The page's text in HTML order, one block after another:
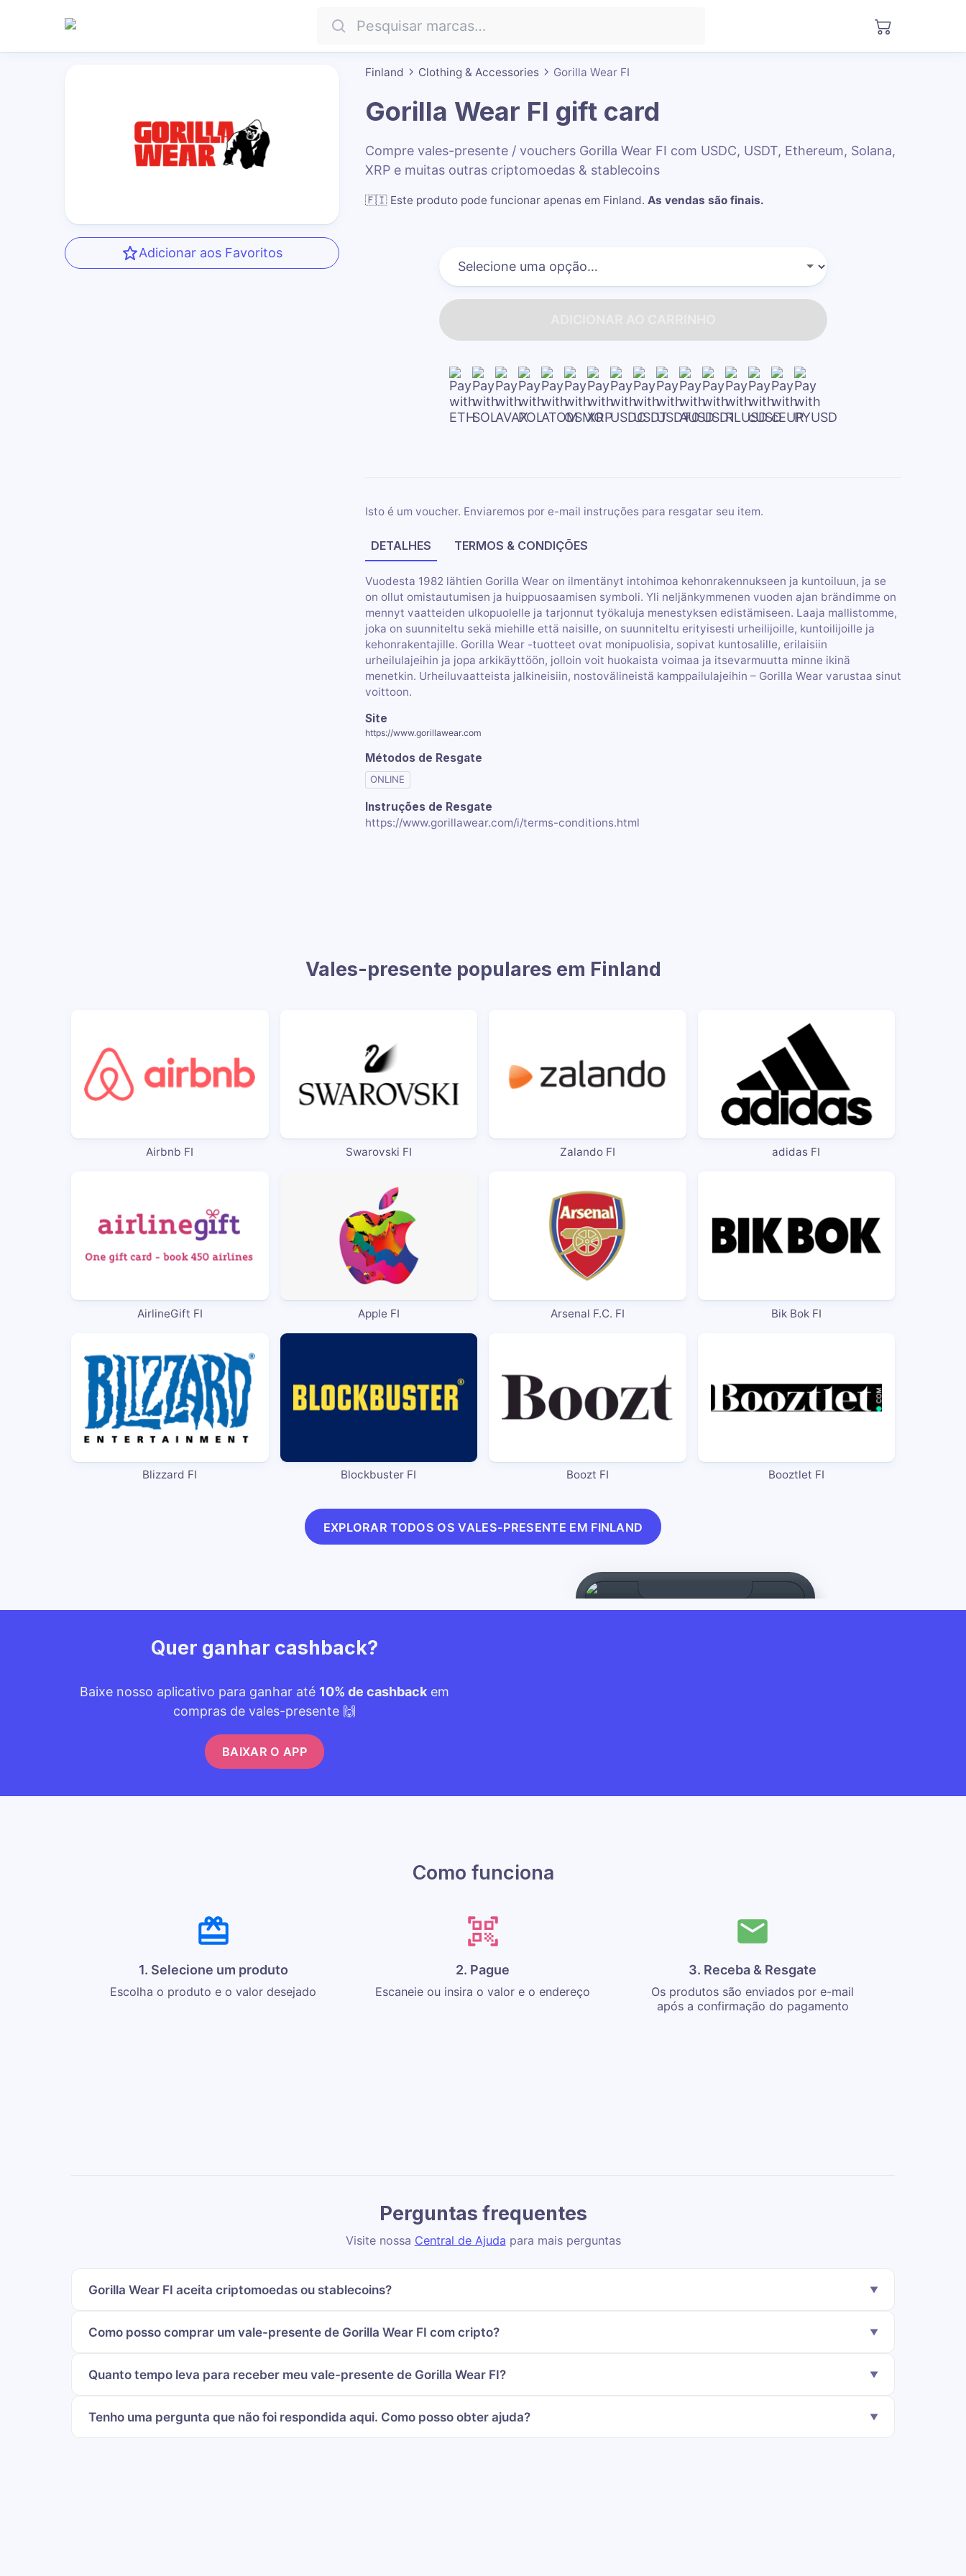
Adicionar aos Favoritos
Finland Clothing & Accessories Gorilla Wear FI
Gorilla Wear FI gift card
Compre vales-presente / vouchers Gorilla Wear FI com USDC, USDT, Ethereum, Solana,
XRP e muitas outras criptomoedas & stablecoins
🇫🇮 Este produto pode funcionar apenas em Finland. As vendas são finais.
Isto é um voucher. Enviaremos por e-mail instruções para resgatar seu item.
DETALHES TERMOS & CONDIÇÕES
Vuodesta 1982 lähtien Gorilla Wear on ilmentänyt intohimoa kehonrakennukseen ja kuntoiluun, ja se
on ollut omistautumisen ja huippuosaamisen symboli. Yli neljänkymmenen vuoden ajan brändimme on
mennyt vaatteiden ulkopuolelle ja tarjonnut työkaluja menestyksen edistämiseen. Laaja mallistomme,
joka on suunniteltu sekä miehille että naisille, on suunniteltu erityisesti urheilijoille, kuntoilijoille ja
kehonrakentajille. Gorilla Wear -tuotteet ovat monipuolisia, sopivat kuntosalille, erilaisiin
urheilulajeihin ja jopa arkikäyttöön, jolloin voit huokaista voimaa ja itsevarmuutta minne ikinä
menetkin. Urheiluvaatteista jalkineisiin, nostovälineistä kamppailulajeihin – Gorilla Wear varustaa sinut
voittoon.
Site
https://www.gorillawear.com
Métodos de Resgate
ONLINE
Instruções de Resgate
https://www.gorillawear.com/i/terms-conditions.html
Vales-presente populares em Finland
Airbnb FI Swarovski FI Zalando FI adidas FI
AirlineGift FI Apple FI Arsenal F.C. FI Bik Bok FI
Blizzard FI Blockbuster FI Boozt FI Booztlet FI
EXPLORAR TODOS OS VALES-PRESENTE EM FINLAND
Quer ganhar cashback?
Baixe nosso aplicativo para ganhar até 10% de cashback em
compras de vales-presente 🙌
BAIXAR O APP
Como funciona
1. Selecione um produto
Escolha o produto e o valor desejado
2. Pague
Escaneie ou insira o valor e o endereço
3. Receba & Resgate
Os produtos são enviados por e-mail
após a confirmação do pagamento
Perguntas frequentes
Visite nossa Central de Ajuda para mais perguntas
Gorilla Wear FI aceita criptomoedas ou stablecoins?
Como posso comprar um vale-presente de Gorilla Wear FI com cripto?
Quanto tempo leva para receber meu vale-presente de Gorilla Wear FI?
Tenho uma pergunta que não foi respondida aqui. Como posso obter ajuda?